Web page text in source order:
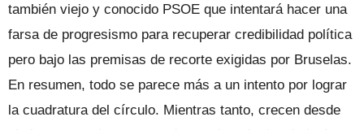
también viejo y conocido PSOE que intentará hacer una
farsa de progresismo para recuperar credibilidad política
pero bajo las premisas de recorte exigidas por Bruselas.
En resumen, todo se parece más a un intento por lograr
la cuadratura del círculo. Mientras tanto, crecen desde